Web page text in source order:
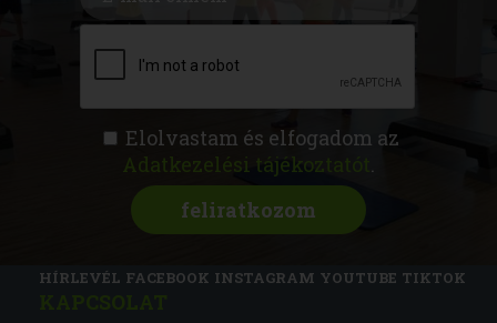
Elolvastam és elfogadom az
Adatkezelési tájékoztatót .
FITNESS AKADÉMIA
RÓLUNK MAGAZIN
CSATLAKOZZ
HÍRLEVÉL FACEBOOK INSTAGRAM YOUTUBE TIKTOK